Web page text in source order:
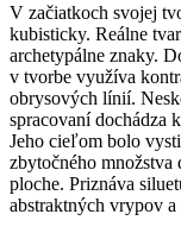
V začiatkoch svojej
kubisticky. Reálne
archetypálne znaky.
v tvorbe využíva
obrysových línií.
spracovaní dochádza
Jeho cieľom bolo
zbytočného množstva
ploche. Priznáva
abstraktných vrypov a